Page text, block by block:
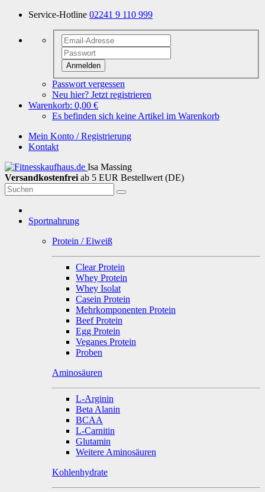
Service-Hotline 02241 9 110 999
Anmelden
Passwort vergessen
Neu hier? Jetzt registrieren
Warenkorb: 0,00 €
Es befinden sich keine Artikel im Warenkorb
Mein Konto / Registrierung
Kontakt
Isa Massing
Versandkostenfrei ab 5 EUR Bestellwert (DE)
Sportnahrung
Protein / Eiweiß
Clear Protein
Whey Protein
Whey Isolat
Casein Protein
Mehrkomponenten Protein
Beef Protein
Egg Protein
Veganes Protein
Proben
Aminosäuren
L-Arginin
Beta Alanin
BCAA
L-Carnitin
Glutamin
Weitere Aminosäuren
Kohlenhydrate